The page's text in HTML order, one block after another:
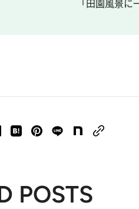
「田園風景
POSTS